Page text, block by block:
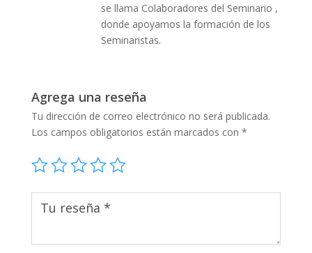
se llama Colaboradores del Seminario ,
donde apoyamos la formación de los
Seminaristas.
Agrega una reseña
Tu dirección de correo electrónico no será publicada.
Los campos obligatorios están marcados con *